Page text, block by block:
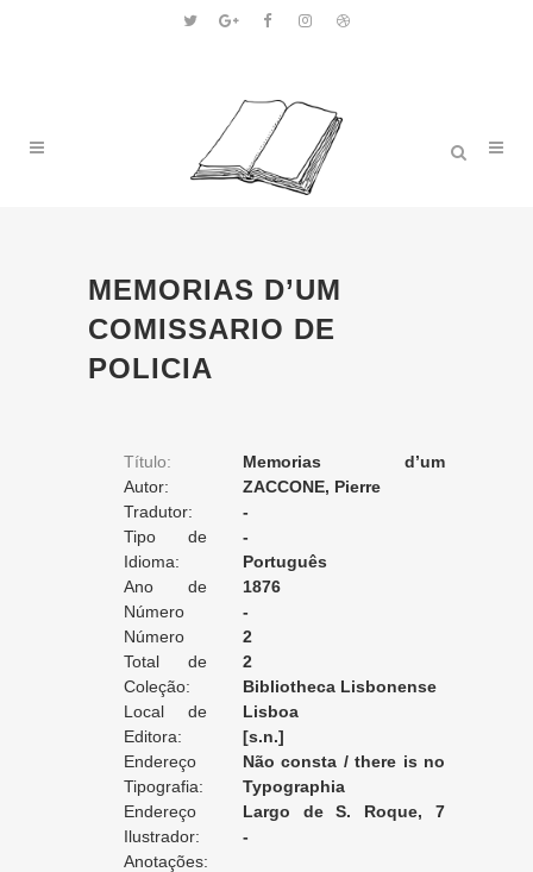
MEMORIAS D’UM
COMISSARIO DE
POLICIA
Título:
Memorias d’um
comissario de policia
Autor:
ZACCONE, Pierre
Tradutor:
-
Tipo de
Tradução:
-
Idioma:
Português
Ano de
Edição:
1876
Número
da Edição:
-
Número
do Volume:
2
Total de
Volumes:
2
Coleção:
Bibliotheca Lisbonense
Local de
Edição:
Lisboa
Editora:
[s.n.]
Endereço
da Editora:
Não consta / there is no
record / non enregistré
Tipografia:
Typographia
Lisbonense
Endereço
da Tipografia:
Largo de S. Roque, 7
[Lisboa]
Ilustrador:
-
Anotações: